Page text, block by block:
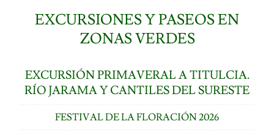
EXCURSIONES Y PASEOS EN
ZONAS VERDES
EXCURSIÓN PRIMAVERAL A TITULCIA.
RÍO JARAMA Y CANTILES DEL SURESTE
FESTIVAL DE LA FLORACIÓN 2026